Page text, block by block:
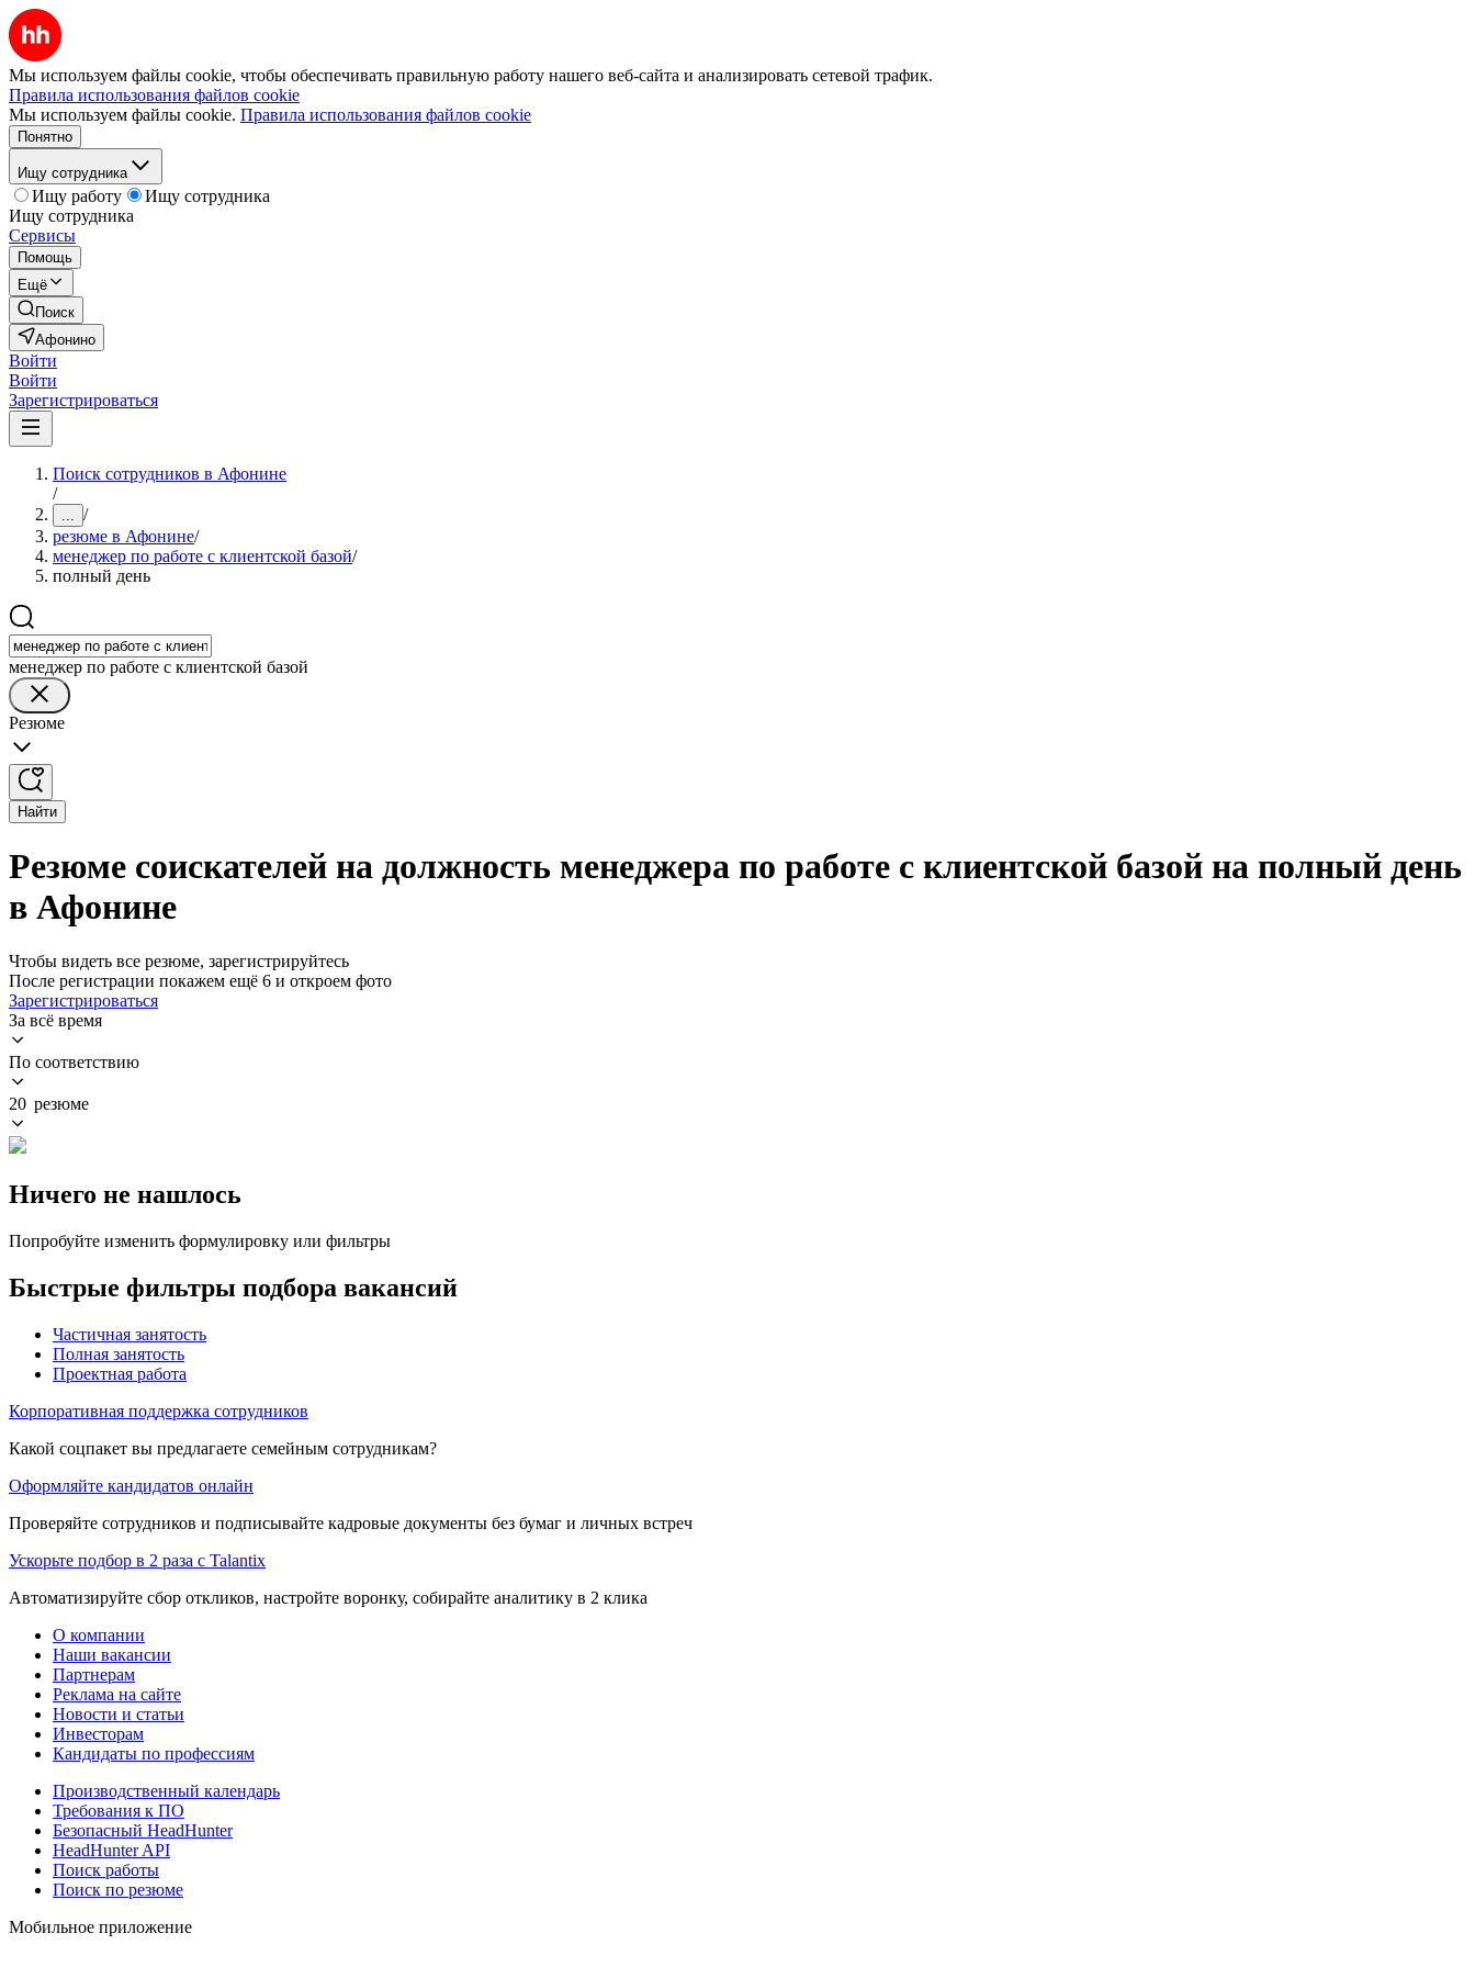
Мы используем файлы cookie, чтобы обеспечивать правильную работу нашего веб-сайта и анализировать сетевой трафик.
Правила использования файлов cookie
Мы используем файлы cookie. Правила использования файлов cookie
Понятно
Ищу сотрудника
Ищу работу
Ищу сотрудника
Ищу сотрудника
Сервисы
Помощь
Ещё
Поиск
Афонино
Войти
Войти
Зарегистрироваться
Поиск сотрудников в Афонине
/
... /
резюме в Афонине/
менеджер по работе с клиентской базой/
полный день
менеджер по работе с клиентской базой
Резюме
Найти
Резюме соискателей на должность менеджера по работе с клиентской базой на полный день
в Афонине
Чтобы видеть все резюме, зарегистрируйтесь
После регистрации покажем ещё 6 и откроем фото
Зарегистрироваться
За всё время
По соответствию
20 резюме
Ничего не нашлось
Попробуйте изменить формулировку или фильтры
Быстрые фильтры подбора вакансий
Частичная занятость
Полная занятость
Проектная работа
Корпоративная поддержка сотрудников
Какой соцпакет вы предлагаете семейным сотрудникам?
Оформляйте кандидатов онлайн
Проверяйте сотрудников и подписывайте кадровые документы без бумаг и личных встреч
Ускорьте подбор в 2 раза с Talantix
Автоматизируйте сбор откликов, настройте воронку, собирайте аналитику в 2 клика
О компании
Наши вакансии
Партнерам
Реклама на сайте
Новости и статьи
Инвесторам
Кандидаты по профессиям
Производственный календарь
Требования к ПО
Безопасный HeadHunter
HeadHunter API
Поиск работы
Поиск по резюме
Мобильное приложение